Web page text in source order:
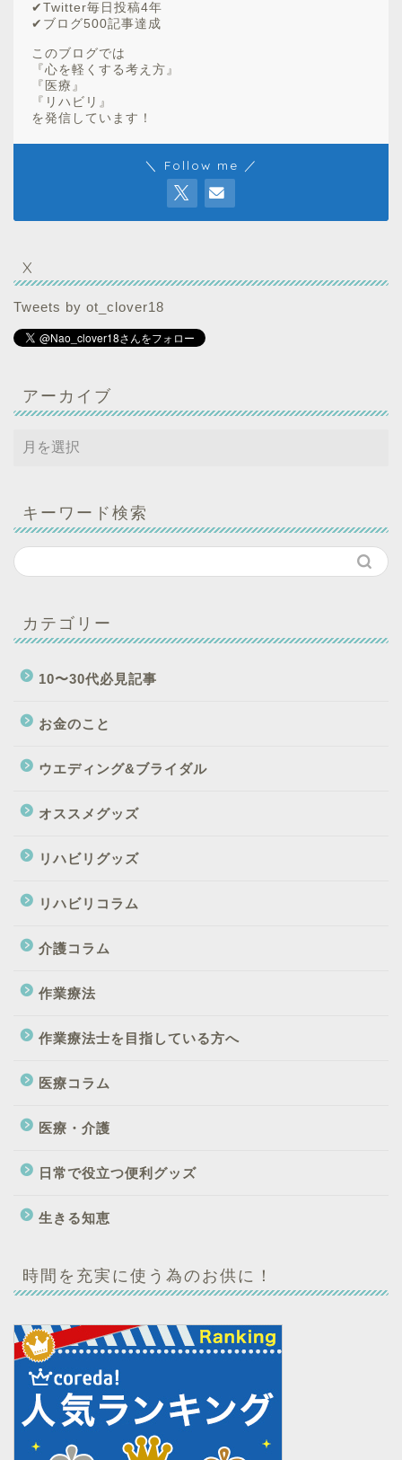
✔︎Twitter毎日投稿4年
✔︎ブログ500記事達成
このブログでは
『心を軽くする考え方』
『医療』
『リハビリ』
を発信しています！
＼ Follow me ／
X
Tweets by ot_clover18
アーカイブ
キーワード検索
カテゴリー
10〜30代必見記事
お金のこと
ウエディング&ブライダル
オススメグッズ
リハビリグッズ
リハビリコラム
介護コラム
作業療法
作業療法士を目指している方へ
医療コラム
医療・介護
日常で役立つ便利グッズ
生きる知恵
時間を充実に使う為のお供に！